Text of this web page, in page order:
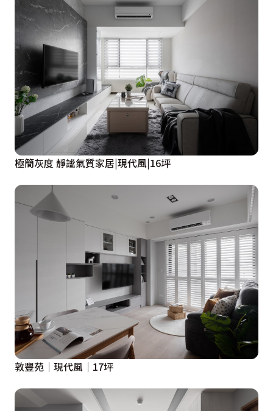
極簡灰度 靜謐氣質家居|現代風|16坪
敦豐苑│現代風│17坪